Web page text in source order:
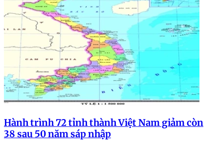
Hành trình 72 tỉnh thành Việt Nam giảm còn
38 sau 50 năm sáp nhập